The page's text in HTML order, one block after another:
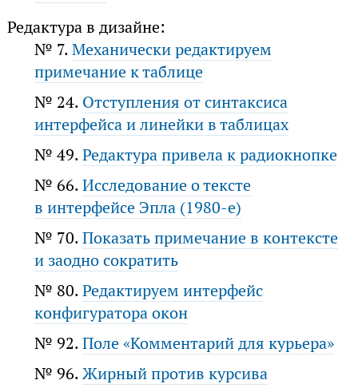
Редактура в дизайне:
№ 7.Механически редактируем
примечание к таблице
№ 24. Отступления от синтаксиса
интерфейса и линейки в таблицах
№ 49.Редактура привела к радиокнопке
№ 66.Исследование о тексте
в интерфейсе Эпла (1980-е)
№ 70.Показать примечание в контексте
и заодно сократить
№ 80.Редактируем интерфейс
конфигуратора окон
№ 92.Поле «Комментарий для курьера»
№ 96.Жирный против курсива